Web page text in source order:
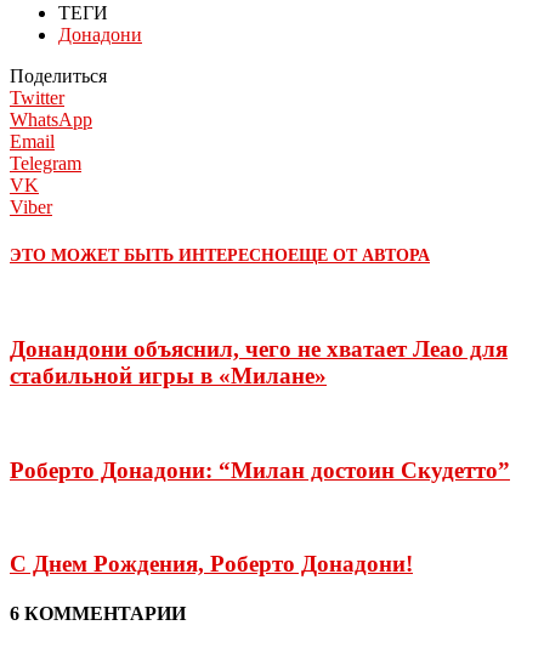
ТЕГИ
Донадони
Поделиться
Twitter
WhatsApp
Email
Telegram
VK
Viber
ЭТО МОЖЕТ БЫТЬ ИНТЕРЕСНОЕЩЕ ОТ АВТОРА
Донандони объяснил, чего не хватает Леао для
стабильной игры в «Милане»
Роберто Донадони: “Милан достоин Скудетто”
С Днем Рождения, Роберто Донадони!
6 КОММЕНТАРИИ